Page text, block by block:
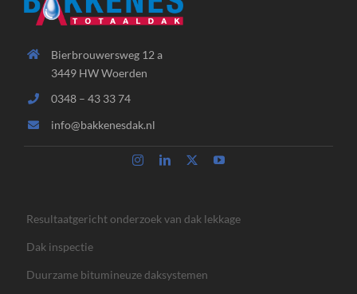
Bierbrouwersweg 12 a
3449 HW Woerden
0348 – 43 33 74
info@bakkenesdak.nl
Resultaatgericht onderzoek van dak lekkage
Dak inspectie
Duurzame bitumineuze daksystemen